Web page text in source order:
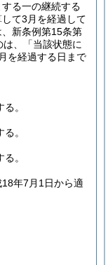
る一の継続する
て3月を経過して
新条例第15条第
、「当該状態に
を経過する日まで
。
。
。
年7月1日から適